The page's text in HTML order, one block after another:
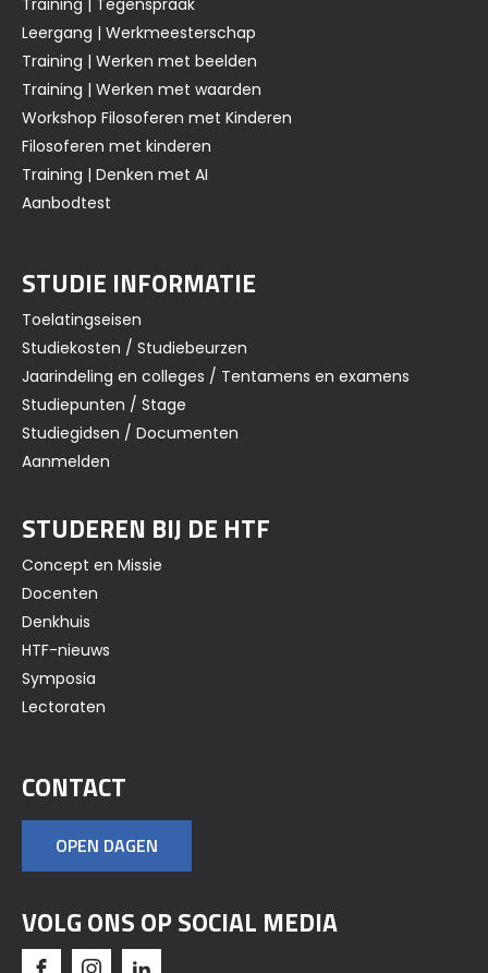
Leergang | Werkmeesterschap
Training | Werken met beelden
Training | Werken met waarden
Workshop Filosoferen met Kinderen
Filosoferen met kinderen
Training | Denken met AI
Aanbodtest
STUDIE INFORMATIE
Toelatingseisen
Studiekosten / Studiebeurzen
Jaarindeling en colleges / Tentamens en examens
Studiepunten / Stage
Studiegidsen / Documenten
Aanmelden
STUDEREN BIJ DE HTF
Concept en Missie
Docenten
Denkhuis
HTF-nieuws
Symposia
Lectoraten
CONTACT
OPEN DAGEN
VOLG ONS OP SOCIAL MEDIA